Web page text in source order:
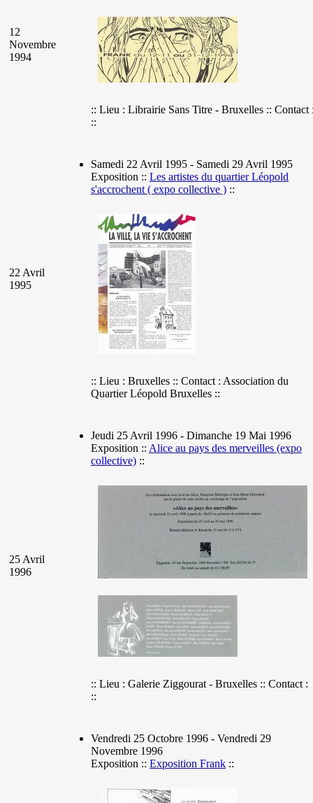
12
Novembre
1994
:: Lieu : Librairie Sans Titre - Bruxelles :: Contact
::
22 Avril
1995
Samedi 22 Avril 1995 - Samedi 29 Avril 1995
Exposition :: Les artistes du quartier Léopold
s'accrochent ( expo collective ) ::
:: Lieu : Bruxelles :: Contact : Association du
Quartier Léopold Bruxelles ::
25 Avril
1996
Jeudi 25 Avril 1996 - Dimanche 19 Mai 1996
Exposition :: Alice au pays des merveilles (expo
collective) ::
:: Lieu : Galerie Ziggourat - Bruxelles :: Contact :
::
Vendredi 25 Octobre 1996 - Vendredi 29
Novembre 1996
Exposition :: Exposition Frank ::